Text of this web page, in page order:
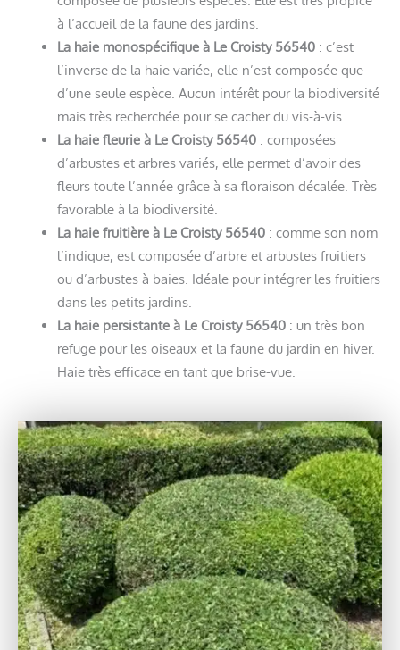
à l’accueil de la faune des jardins.
La haie monospécifique à Le Croisty 56540: c’est
l’inverse de la haie variée, elle n’est composée que
d’une seule espèce. Aucun intérêt pour la biodiversité
mais très recherchée pour se cacher du vis-à-vis.
La haie fleurie à Le Croisty 56540: composées
d’arbustes et arbres variés, elle permet d’avoir des
fleurs toute l’année grâce à sa floraison décalée. Très
favorable à la biodiversité.
La haie fruitière à Le Croisty 56540: comme son nom
l’indique, est composée d’arbre et arbustes fruitiers
ou d’arbustes à baies. Idéale pour intégrer les fruitiers
dans les petits jardins.
La haie persistante à Le Croisty 56540 : un très bon
refuge pour les oiseaux et la faune du jardin en hiver.
Haie très efficace en tant que brise-vue.